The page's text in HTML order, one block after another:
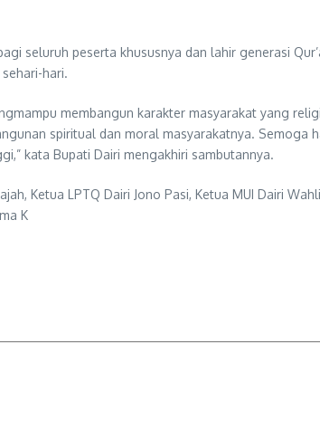
seluruh peserta khususnya dan lahir generasi
hari.
membangun karakter masyarakat yang
spiritual dan moral masyarakatnya. Semoga
kata Bupati Dairi mengakhiri sambutannya.
Ketua LPTQ Dairi Jono Pasi, Ketua MUI Dairi
K